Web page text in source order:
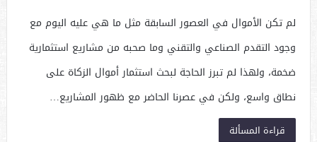
لم تكن الأموال في العصور السابقة مثل ما هي عليه اليوم مع
وجود التقدم الصناعي والتقني وما صحبه من مشاريع استثمارية
ضخمة، ولهذا لم تبرز الحاجة لبحث استثمار أموال الزكاة على
نطاق واسع، ولكن في عصرنا الحاضر مع ظهور المشاريع…
قراءة المسألة